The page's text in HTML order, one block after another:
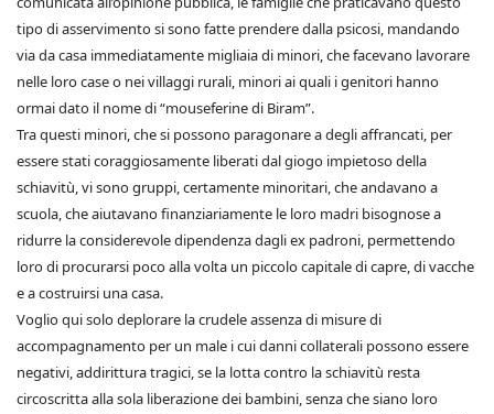
tipo di asservimento si sono fatte prendere dalla psicosi, mandando
via da casa immediatamente migliaia di minori, che facevano lavorare
nelle loro case o nei villaggi rurali, minori ai quali i genitori hanno
ormai dato il nome di “mouseferine di Biram”.
Tra questi minori, che si possono paragonare a degli affrancati, per
essere stati coraggiosamente liberati dal giogo impietoso della
schiavitù, vi sono gruppi, certamente minoritari, che andavano a
scuola, che aiutavano finanziariamente le loro madri bisognose a
ridurre la considerevole dipendenza dagli ex padroni, permettendo
loro di procurarsi poco alla volta un piccolo capitale di capre, di vacche
e a costruirsi una casa.
Voglio qui solo deplorare la crudele assenza di misure di
accompagnamento per un male i cui danni collaterali possono essere
negativi, addirittura tragici, se la lotta contro la schiavitù resta
circoscritta alla sola liberazione dei bambini, senza che siano loro